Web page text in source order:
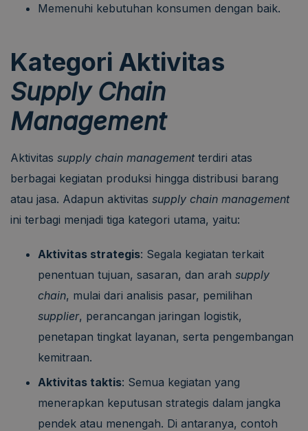
Memenuhi kebutuhan konsumen dengan baik.
Kategori Aktivitas
Supply Chain
Management
Aktivitas supply chain managementterdiri atas
berbagai kegiatan produksi hingga distribusi barang
atau jasa. Adapun aktivitas supply chain management
ini terbagi menjadi tiga kategori utama, yaitu:
Aktivitas strategis: Segala kegiatan terkait
penentuan tujuan, sasaran, dan arah supply
chain, mulai dari analisis pasar, pemilihan
supplier, perancangan jaringan logistik,
penetapan tingkat layanan, serta pengembangan
kemitraan.
Aktivitas taktis: Semua kegiatan yang
menerapkan keputusan strategis dalam jangka
pendek atau menengah. Di antaranya, contoh